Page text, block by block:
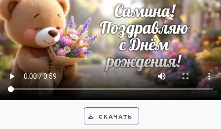
ПЕРСОНАЛЬНЫЕ
Пожелания
По именам
По годам
СКАЧАТЬ